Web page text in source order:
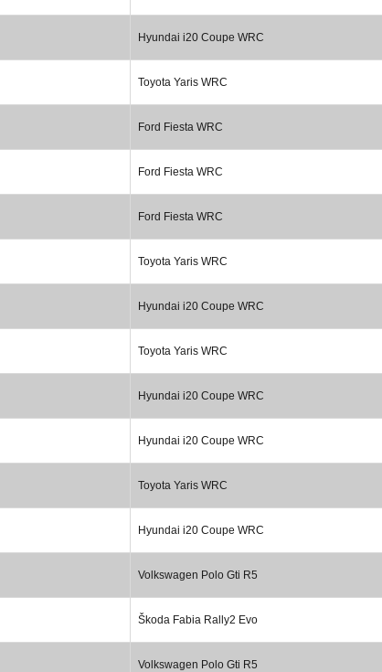
Hyundai i20 Coupe WRC
Toyota Yaris WRC
Ford Fiesta WRC
Ford Fiesta WRC
Ford Fiesta WRC
Toyota Yaris WRC
Hyundai i20 Coupe WRC
Toyota Yaris WRC
Hyundai i20 Coupe WRC
Hyundai i20 Coupe WRC
Toyota Yaris WRC
Hyundai i20 Coupe WRC
Volkswagen Polo Gti R5
Škoda Fabia Rally2 Evo
Volkswagen Polo Gti R5